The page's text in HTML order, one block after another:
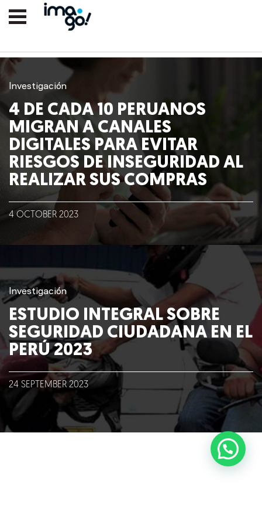
Nosotros
Clientes
Lo que hacemos
Blog
Talento
Conversemos
Investigación
4 DE CADA 10 PERUANOS
MIGRAN A CANALES
DIGITALES PARA EVITAR
RIESGOS DE INSEGURIDAD AL
REALIZAR SUS COMPRAS
4 OCTOBER 2023
Investigación
ESTUDIO INTEGRAL SOBRE
SEGURIDAD CIUDADANA EN EL
PERÚ 2023
24 SEPTEMBER 2023